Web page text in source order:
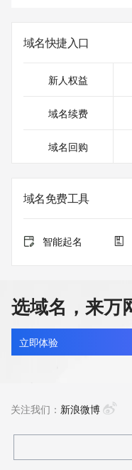
域名快捷入口
新人权益
域名续费
域名回购
域名免费工具
智能起名
选域名，来万
立即体验
关注我们： 新浪微博